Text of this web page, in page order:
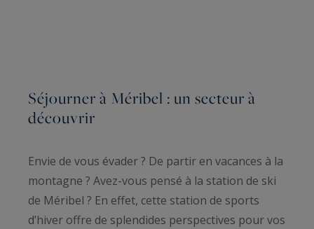
Séjourner à Méribel : un secteur à
découvrir
Envie de vous évader ? De partir en vacances à la
montagne ? Avez-vous pensé à la station de ski
de Méribel ? En effet, cette station de sports
d’hiver offre de splendides perspectives pour vos